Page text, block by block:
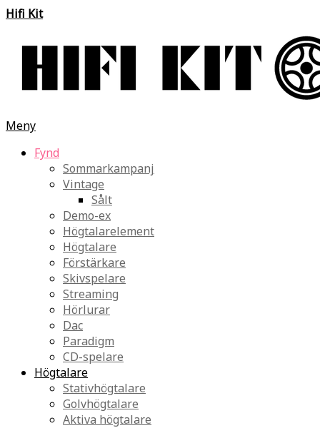
Hifi Kit
Meny
Fynd
Sommarkampanj
Vintage
Sålt
Demo-ex
Högtalarelement
Högtalare
Förstärkare
Skivspelare
Streaming
Hörlurar
Dac
Paradigm
CD-spelare
Högtalare
Stativhögtalare
Golvhögtalare
Aktiva högtalare